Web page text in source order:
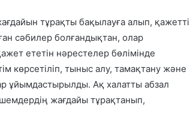
тұрақты бақылауға алып, қажетті
сәбилер болғандықтан, олар
ететін нәрестелер бөлімінде
көрсетіліп, тыныс алу, тамақтану және
ұйымдастырылды. Ақ халатты абзал
жағдайы тұрақтанып,